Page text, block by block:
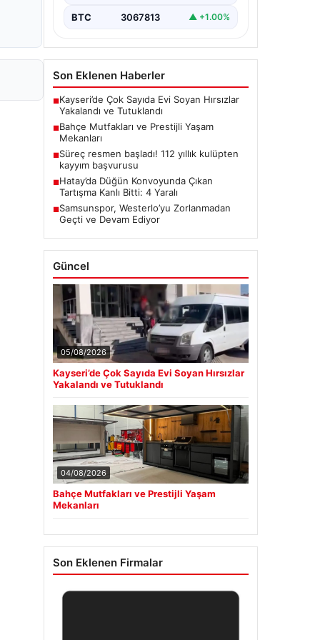
BTC 3067813 ▲ +1.00%
Son Eklenen Haberler
■Kayseri’de Çok Sayıda Evi Soyan Hırsızlar
Yakalandı ve Tutuklandı
■Bahçe Mutfakları ve Prestijli Yaşam
Mekanları
■Süreç resmen başladı! 112 yıllık kulüpten
kayyım başvurusu
■Hatay’da Düğün Konvoyunda Çıkan
Tartışma Kanlı Bitti: 4 Yaralı
■Samsunspor, Westerlo’yu Zorlanmadan
Geçti ve Devam Ediyor
Güncel
05/08/2026
Kayseri’de Çok Sayıda Evi Soyan Hırsızlar
Yakalandı ve Tutuklandı
04/08/2026
Bahçe Mutfakları ve Prestijli Yaşam
Mekanları
Son Eklenen Firmalar